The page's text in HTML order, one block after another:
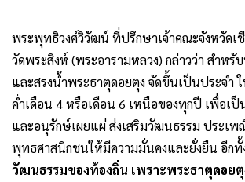
พระพุทธิวงศ์วิวัฒน์ ที่ปรึกษาเจ้าคณะจังหวัดเชี
วัดพระสิงห์ (พระอารามหลวง) กล่าวว่า สำหรั
และสรงน้ำพระธาตุดอยตุง จัดขึ้นเป็นประจำ
ค่ำเดือน 4 หรือเดือน 6 เหนือของทุกปี เพื่อเป็
และอนุรักษ์เผยแผ่ ส่งเสริมวัฒนธรรม ประเพ
พุทธศาสนิกชนให้มีความมั่นคงและยั่งยืน อีกทั้
วัฒนธรรมของท้องถิ่น เพราะพระธาตุดอย